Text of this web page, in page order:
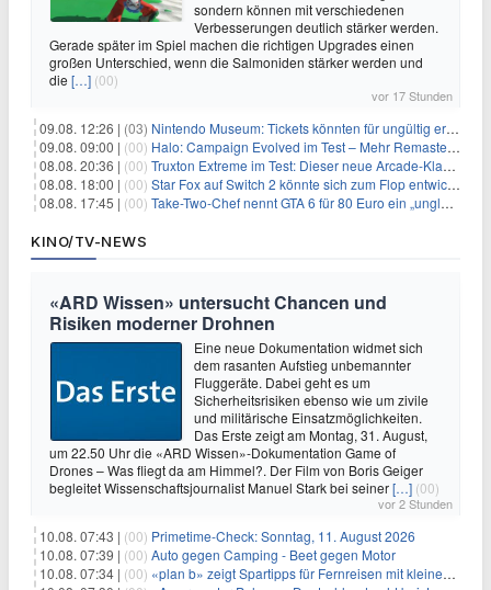
sondern können mit verschiedenen
Verbesserungen deutlich stärker werden.
Gerade später im Spiel machen die richtigen Upgrades einen
großen Unterschied, wenn die Salmoniden stärker werden und
die […] (00)
vor 17 Stunden
09.08. 12:26 | (03) Nintendo Museum: Tickets könnten für ungültig erklärt werden!
09.08. 09:00 | (00) Halo: Campaign Evolved im Test – Mehr Remaster als Remake
08.08. 20:36 | (00) Truxton Extreme im Test: Dieser neue Arcade-Klassiker verzeiht dir gar nichts
08.08. 18:00 | (00) Star Fox auf Switch 2 könnte sich zum Flop entwickeln
08.08. 17:45 | (00) Take-Two-Chef nennt GTA 6 für 80 Euro ein „unglaubliches Schnäppchen“
KINO/TV-NEWS
«ARD Wissen» untersucht Chancen und
Risiken moderner Drohnen
Eine neue Dokumentation widmet sich
dem rasanten Aufstieg unbemannter
Fluggeräte. Dabei geht es um
Sicherheitsrisiken ebenso wie um zivile
und militärische Einsatzmöglichkeiten.
Das Erste zeigt am Montag, 31. August,
um 22.50 Uhr die «ARD Wissen»-Dokumentation Game of
Drones – Was fliegt da am Himmel?. Der Film von Boris Geiger
begleitet Wissenschaftsjournalist Manuel Stark bei seiner[…] (00)
vor 2 Stunden
10.08. 07:43 | (00) Primetime-Check: Sonntag, 11. August 2026
10.08. 07:39 | (00) Auto gegen Camping - Beet gegen Motor
10.08. 07:34 | (00) «plan b» zeigt Spartipps für Fernreisen mit kleinem Budget